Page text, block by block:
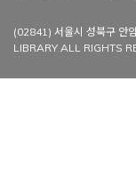
(02841) 서울시 성북구 안
LIBRARY ALL RIGHTS